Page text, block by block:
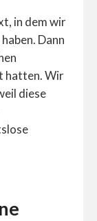
in dem wir
Dann
hatten. Wir
diese